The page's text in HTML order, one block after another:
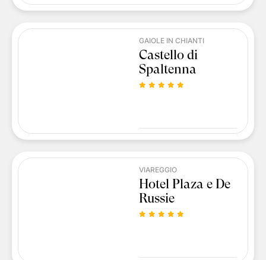
GAIOLE IN CHIANTI
Castello di
Spaltenna
VIAREGGIO
Hotel Plaza e De
Russie